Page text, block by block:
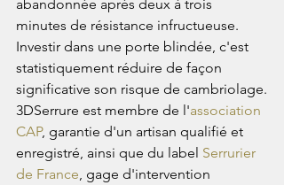
abandonnée après deux à trois
minutes de résistance infructueuse.
Investir dans une porte blindée, c'est
statistiquement réduire de façon
significative son risque de cambriolage.
3DSerrure est membre de l'association
CAP, garantie d'un artisan qualifié et
enregistré, ainsi que du label Serrurier
de France , gage d'intervention